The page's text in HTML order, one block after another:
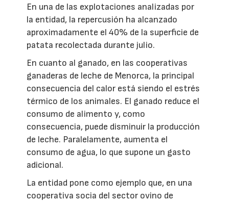
En una de las explotaciones analizadas por
la entidad, la repercusión ha alcanzado
aproximadamente el 40% de la superficie de
patata recolectada durante julio.
En cuanto al ganado, en las cooperativas
ganaderas de leche de Menorca, la principal
consecuencia del calor está siendo el estrés
térmico de los animales. El ganado reduce el
consumo de alimento y, como
consecuencia, puede disminuir la producción
de leche. Paralelamente, aumenta el
consumo de agua, lo que supone un gasto
adicional.
La entidad pone como ejemplo que, en una
cooperativa socia del sector ovino de